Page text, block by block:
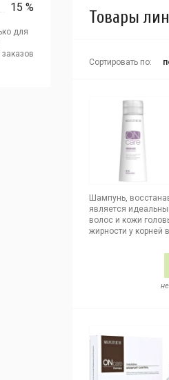
15 %
для
Товары
Сортировать по:
Шампунь,
является
волос и кожи
жирности у корней